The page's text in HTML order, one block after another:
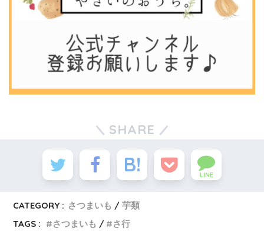
SHARE
LINE
CATEGORY : さつまいも
芋類
TAGS :
さつまいも さ行